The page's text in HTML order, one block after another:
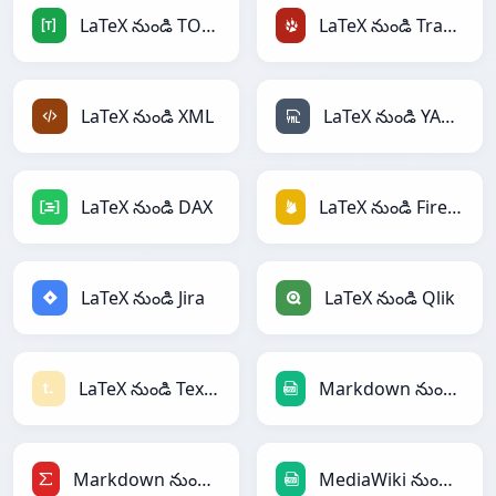
LaTeX నుండి TOML LaTeX నుండి TracWiki
LaTeX నుండి XML LaTeX నుండి YAML
LaTeX నుండి DAX LaTeX నుండి Firebase
LaTeX నుండి Jira LaTeX నుండి Qlik
LaTeX నుండి Textile Markdown నుండి CSV
Markdown నుండి LaTeX MediaWiki నుండి CSV